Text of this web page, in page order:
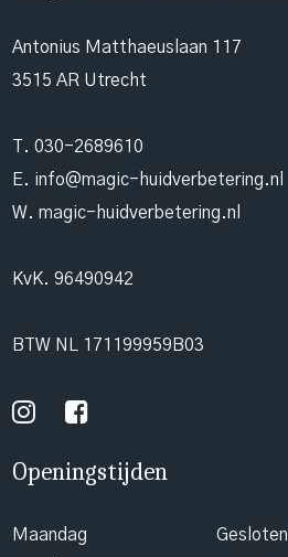
Antonius Matthaeuslaan 117
3515 AR Utrecht
T. 030-2689610
E. info@magic-huidverbetering.nl
W. magic-huidverbetering.nl
KvK. 96490942
BTW NL 171199959B03
Openingstijden
Maandag
Gesloten